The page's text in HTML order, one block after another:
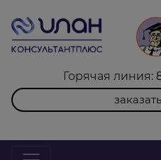
Горячая линия: